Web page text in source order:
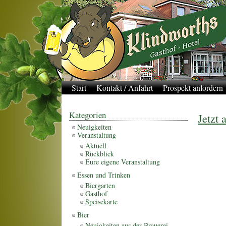
Start Kontakt / Anfahrt Prospekt anfordern
Jetzt
Kategorien
Neuigkeiten
Veranstaltung
Aktuell
Rückblick
Eure eigene Veranstaltung
Essen und Trinken
Biergarten
Gasthof
Speisekarte
Bier